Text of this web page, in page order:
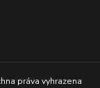
práva vyhrazena